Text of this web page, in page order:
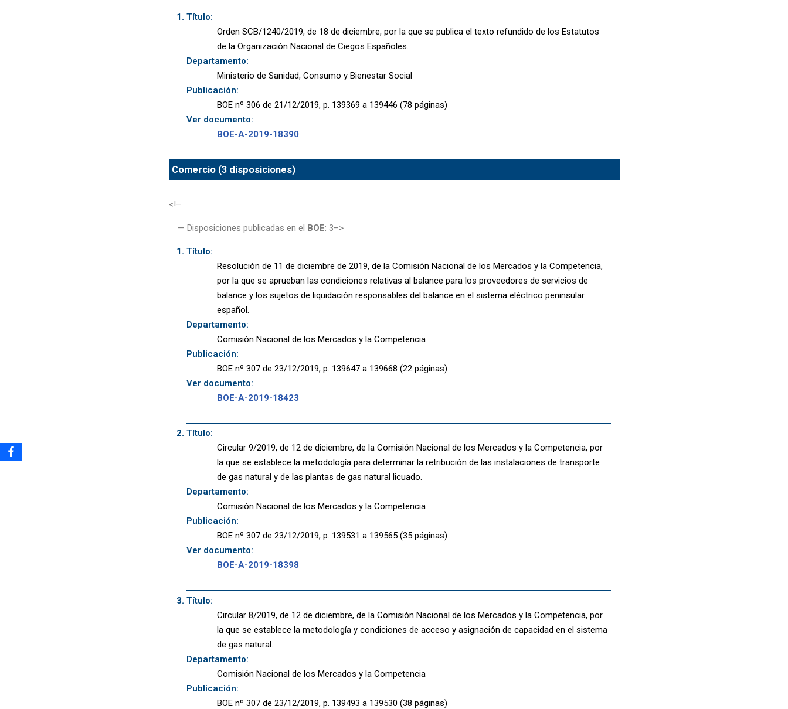
Título:
Orden SCB/1240/2019, de 18 de diciembre, por la que se publica el texto refundido de los Estatutos
de la Organización Nacional de Ciegos Españoles.
Departamento:
Ministerio de Sanidad, Consumo y Bienestar Social
Publicación:
BOE nº 306 de 21/12/2019, p. 139369 a 139446 (78 páginas)
Ver documento:
BOE-A-2019-18390
Comercio (3 disposiciones)
<!–
— Disposiciones publicadas en el BOE: 3–>
Título:
Resolución de 11 de diciembre de 2019, de la Comisión Nacional de los Mercados y la Competencia,
por la que se aprueban las condiciones relativas al balance para los proveedores de servicios de
balance y los sujetos de liquidación responsables del balance en el sistema eléctrico peninsular
español.
Departamento:
Comisión Nacional de los Mercados y la Competencia
Publicación:
BOE nº 307 de 23/12/2019, p. 139647 a 139668 (22 páginas)
Ver documento:
BOE-A-2019-18423
Título:
Circular 9/2019, de 12 de diciembre, de la Comisión Nacional de los Mercados y la Competencia, por
la que se establece la metodología para determinar la retribución de las instalaciones de transporte
de gas natural y de las plantas de gas natural licuado.
Departamento:
Comisión Nacional de los Mercados y la Competencia
Publicación:
BOE nº 307 de 23/12/2019, p. 139531 a 139565 (35 páginas)
Ver documento:
BOE-A-2019-18398
Título:
Circular 8/2019, de 12 de diciembre, de la Comisión Nacional de los Mercados y la Competencia, por
la que se establece la metodología y condiciones de acceso y asignación de capacidad en el sistema
de gas natural.
Departamento:
Comisión Nacional de los Mercados y la Competencia
Publicación:
BOE nº 307 de 23/12/2019, p. 139493 a 139530 (38 páginas)